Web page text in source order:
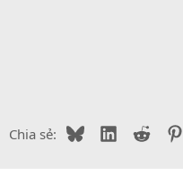
Chia sẻ: BlueskyLinkedIn
Reddit